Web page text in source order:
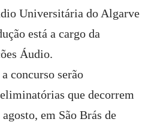
Universitária do Algarve
está a cargo da
Áudio.
concurso serão
que decorrem
em São Brás de